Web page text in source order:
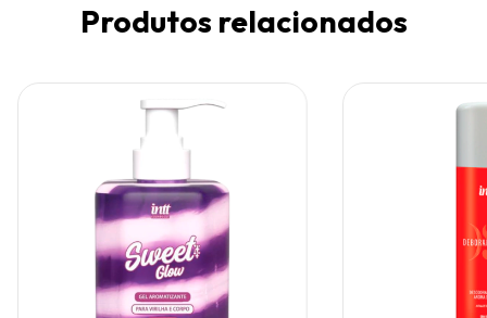
Produtos relacionados